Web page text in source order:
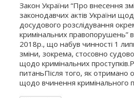
Закон України “Про внесення
законодавчих актів України
досудового розслідування
кримінальних правопорушень”
2018р., що набув чинності 1
зміни, зокрема, стосовно
щодо кримінальних
питаньПісля того, як отримано
щодо вчинення кримінального